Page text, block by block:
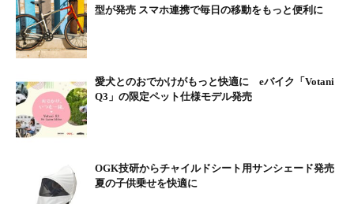
型が発売 スマホ連携で毎日の移動をもっと便利に
愛犬とのおでかけがもっと快適に eバイク「Votani
Q3」の限定ペット仕様モデル発売
OGK技研からチャイルドシート用サンシェード発売
夏の子供乗せを快適に